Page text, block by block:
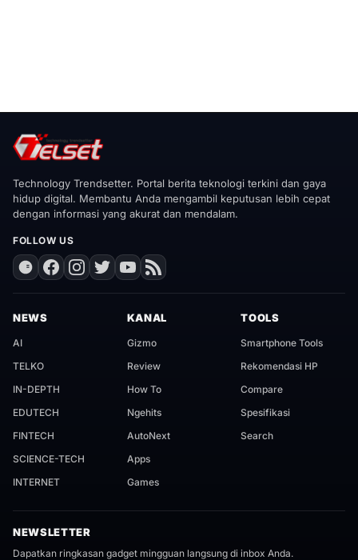
Technology Trendsetter. Portal berita teknologi terkini dan gaya
hidup digital. Membantu Anda mengambil keputusan lebih cepat
dengan informasi yang akurat dan mendalam.
FOLLOW US
NEWS
AI
TELKO
IN-DEPTH
EDUTECH
FINTECH
SCIENCE-TECH
INTERNET
KANAL
Gizmo
Review
How To
Ngehits
AutoNext
Apps
Games
TOOLS
Smartphone Tools
Rekomendasi HP
Compare
Spesifikasi
Search
NEWSLETTER
Dapatkan ringkasan gadget mingguan langsung di inbox Anda.